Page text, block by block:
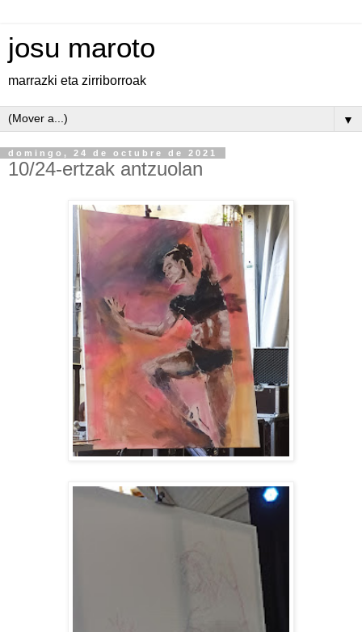
josu maroto
marrazki eta zirriborroak
▼
domingo, 24 de octubre de 2021
10/24-ertzak antzuolan